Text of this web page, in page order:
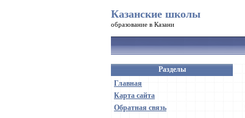
Казанские школы
образование в Казани
Разделы
Главная
Карта сайта
Обратная связь